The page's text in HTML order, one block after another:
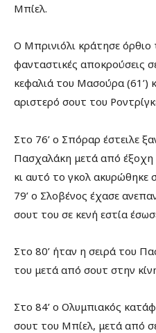
Μπίελ.
Ο Μπρινιόλι κράτησε
φανταστικές αποκρούσεις
κεφαλιά του Μασούρα (61’)
αριστερό σουτ του
Στο 76’ ο Σπόραρ έστειλε
Πασχαλάκη μετά από
κι αυτό το γκολ ακυρώθηκε
79’ ο Σλοβένος έχασε
σουτ του σε κενή εστία
Στο 80’ ήταν η σειρά του
του μετά από σουτ στην
Στο 84’ ο Ολυμπιακός
σουτ του Μπίελ, μετά από